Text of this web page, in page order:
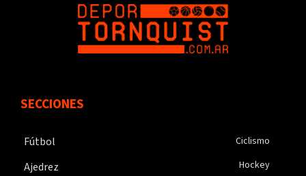
SECCIONES
Fútbol
Ajedrez
Ciclismo
Hockey